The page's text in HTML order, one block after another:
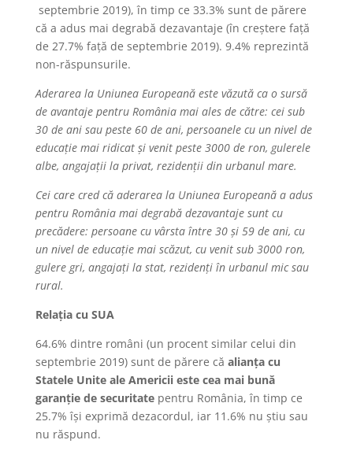
septembrie 2019), în timp ce 33.3% sunt de părere
că a adus mai degrabă dezavantaje (în creștere față
de 27.7% față de septembrie 2019). 9.4% reprezintă
non-răspunsurile.
Aderarea la Uniunea Europeană este văzută ca o sursă
de avantaje pentru România mai ales de către: cei sub
30 de ani sau peste 60 de ani, persoanele cu un nivel de
educație mai ridicat și venit peste 3000 de ron, gulerele
albe, angajații la privat, rezidenții din urbanul mare.
Cei care cred că aderarea la Uniunea Europeană a adus
pentru România mai degrabă dezavantaje sunt cu
precădere: persoane cu vârsta între 30 și 59 de ani, cu
un nivel de educație mai scăzut, cu venit sub 3000 ron,
gulere gri, angajați la stat, rezidenți în urbanul mic sau
rural.
Relația cu SUA
64.6% dintre români (un procent similar celui din
septembrie 2019) sunt de părere că alianța cu
Statele Unite ale Americii este cea mai bună
garanție de securitatepentru România, în timp ce
25.7% își exprimă dezacordul, iar 11.6% nu știu sau
nu răspund.